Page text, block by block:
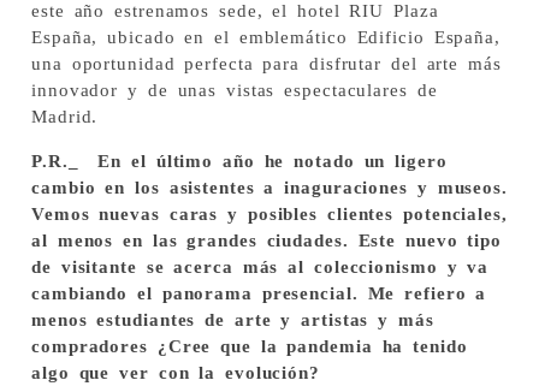
este año estrenamos sede, el hotel RIU Plaza
España, ubicado en el emblemático Edificio España,
una oportunidad perfecta para disfrutar del arte más
innovador y de unas vistas espectaculares de
Madrid.
P.R._ En el último año he notado un ligero
cambio en los asistentes a inaguraciones y museos.
Vemos nuevas caras y posibles clientes potenciales,
al menos en las grandes ciudades. Este nuevo tipo
de visitante se acerca más al coleccionismo y va
cambiando el panorama presencial. Me refiero a
menos estudiantes de arte y artistas y más
compradores ¿Cree que la pandemia ha tenido
algo que ver con la evolución?